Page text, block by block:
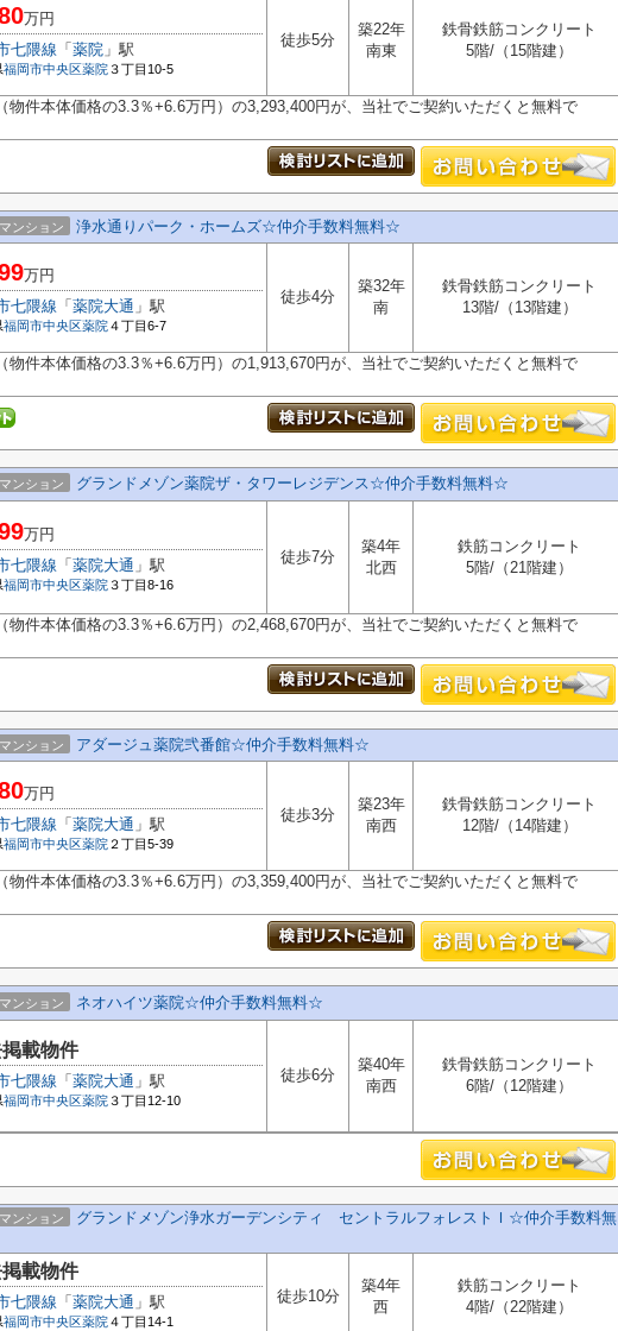
万円
七隈線 「 薬院 」駅
福岡市中央区薬院３丁目10-5
徒歩5分
築22年
南東
鉄骨鉄筋コンクリート
5階/（15階建）
物件本体価格の3.3％+6.6万円）の3,293,400円が、当社でご契約いただくと無料で
ンション 浄水通りパーク・ホームズ☆仲介手数料無料☆
万円
七隈線 「 薬院大通 」駅
福岡市中央区薬院４丁目6-7
徒歩4分
築32年
南
鉄骨鉄筋コンクリート
13階/（13階建）
物件本体価格の3.3％+6.6万円）の1,913,670円が、当社でご契約いただくと無料で
ンション グランドメゾン薬院ザ・タワーレジデンス☆仲介手数料無料☆
万円
七隈線 「 薬院大通 」駅
福岡市中央区薬院３丁目8-16
徒歩7分
築4年
北西
鉄筋コンクリート
5階/（21階建）
物件本体価格の3.3％+6.6万円）の2,468,670円が、当社でご契約いただくと無料で
ンション アダージュ薬院弐番館☆仲介手数料無料☆
万円
七隈線 「 薬院大通 」駅
福岡市中央区薬院 ２丁目5-39
徒歩3分
築23年
南西
鉄骨鉄筋コンクリート
12階/（14階建）
物件本体価格の3.3％+6.6万円）の3,359,400円が、当社でご契約いただくと無料で
ンション ネオハイツ薬院☆仲介手数料無料☆
載物件
七隈線 「 薬院大通 」駅
福岡市中央区薬院３丁目12-10
徒歩6分
築40年
南西
鉄骨鉄筋コンクリート
6階/（12階建）
ンション
グランドメゾン浄水ガーデンシティ セントラルフォレストＩ☆仲介手数料無
載物件
七隈線 「 薬院大通 」駅
福岡市中央区薬院４丁目14-1
徒歩10分
築4年
西
鉄筋コンクリート
4階/（22階建）